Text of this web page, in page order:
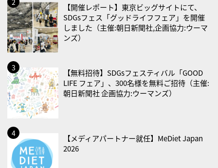
・防犯の日
2026/08/19(水)
・世界人道デー
・食育の日
2026/08/21(金)
・治療アプリの日
・献血の日
2026/08/22(土)
・禁煙の日
2026/08/23(日)
・不眠の日
【開催レポート】東京ビッグサイトにて、
SDGsフェス「グッドライフフェア」を開催
しました（主催:朝日新聞社,企画協力:ウーマ
ンズ）
【無料招待】SDGsフェスティバル「GOOD
LIFE フェア」、300名様を無料ご招待（主催:
朝日新聞社 企画協力:ウーマンズ）
【メディアパートナー就任】MeDiet Japan
2026